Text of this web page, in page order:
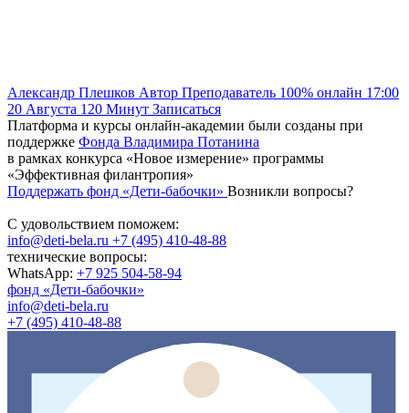
Александр Плешков Автор Преподаватель 100% онлайн 17:00
20 Августа 120 Минут Записаться
Платформа и курсы онлайн-академии были созданы при
поддержке Фонда Владимира Потанина
в рамках конкурса «Новое измерение» программы
«Эффективная филантропия»
Поддержать фонд «Дети-бабочки» Возникли вопросы?
С удовольствием поможем:
info@deti-bela.ru +7 (495) 410-48-88
технические вопросы:
WhatsApp: +7 925 504-58-94
фонд «Дети-бабочки»
info@deti-bela.ru
+7 (495) 410-48-88